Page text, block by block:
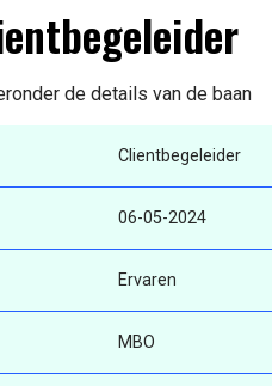
de details van de baan
Clientbegeleider
06-05-2024
Ervaren
MBO